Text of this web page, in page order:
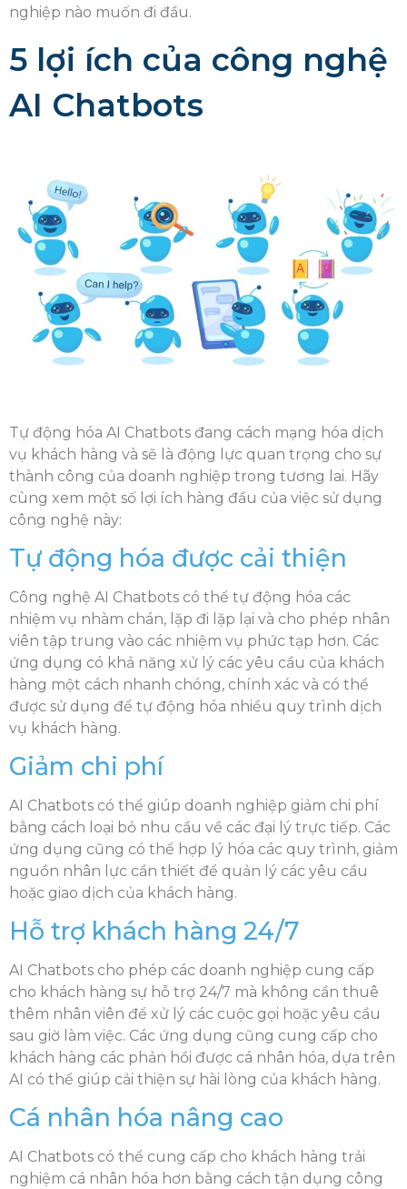
nghiệp nào muốn đi đầu.
5 lợi ích của công nghệ
AI Chatbots
Tự động hóa AI Chatbots đang cách mạng hóa dịch
vụ khách hàng và sẽ là động lực quan trọng cho sự
thành công của doanh nghiệp trong tương lai. Hãy
cùng xem một số lợi ích hàng đầu của việc sử dụng
công nghệ này:
Tự động hóa được cải thiện
Công nghệ AI Chatbots có thể tự động hóa các
nhiệm vụ nhàm chán, lặp đi lặp lại và cho phép nhân
viên tập trung vào các nhiệm vụ phức tạp hơn. Các
ứng dụng có khả năng xử lý các yêu cầu của khách
hàng một cách nhanh chóng, chính xác và có thể
được sử dụng để tự động hóa nhiều quy trình dịch
vụ khách hàng.
Giảm chi phí
AI Chatbots có thể giúp doanh nghiệp giảm chi phí
bằng cách loại bỏ nhu cầu về các đại lý trực tiếp. Các
ứng dụng cũng có thể hợp lý hóa các quy trình, giảm
nguồn nhân lực cần thiết để quản lý các yêu cầu
hoặc giao dịch của khách hàng.
Hỗ trợ khách hàng 24/7
AI Chatbots cho phép các doanh nghiệp cung cấp
cho khách hàng sự hỗ trợ 24/7 mà không cần thuê
thêm nhân viên để xử lý các cuộc gọi hoặc yêu cầu
sau giờ làm việc. Các ứng dụng cũng cung cấp cho
khách hàng các phản hồi được cá nhân hóa, dựa trên
AI có thể giúp cải thiện sự hài lòng của khách hàng.
Cá nhân hóa nâng cao
AI Chatbots có thể cung cấp cho khách hàng trải
nghiệm cá nhân hóa hơn bằng cách tận dụng công